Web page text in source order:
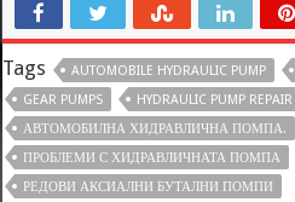
Tags AUTOMOBILE HYDRAULIC PUMP
GEAR PUMPS
HYDRAULIC PUMP REPAIR
АВТОМОБИЛНА ХИДРАВЛИЧНА ПОМПА.
ПРОБЛЕМИ С ХИДРАВЛИЧНАТА ПОМПА
РЕДОВИ АКСИАЛНИ БУТАЛНИ ПОМПИ